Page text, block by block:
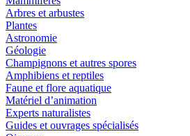
Arbres et arbustes
Plantes
Astronomie
Géologie
Champignons et autres spores
Amphibiens et reptiles
Faune et flore aquatique
Matériel d’animation
Experts naturalistes
Guides et ouvrages spécialisés